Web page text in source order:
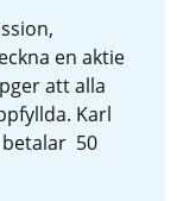
en aktie
att alla
Karl
50